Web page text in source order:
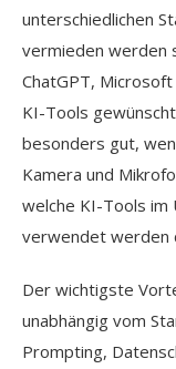
unterschiedlichen
vermieden werden
ChatGPT,
KI-Tools
besonders gut,
Kamera und
welche KI-Tools im
verwendet werden
Der wichtigste
unabhängig vom
Prompting,